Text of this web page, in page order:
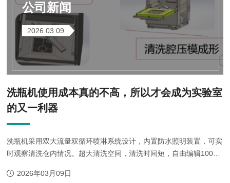
公司新闻
2026.03.09
洗瓶机使用成本真的不高，所以才会成为实验室
的又一利器
洗瓶机采用双大流量双循环喷淋系统设计，内置防水照明装置，可实
时观察清洗仓内情况。超大清洗空间，清洗时间短，自由编辑100种
成本是一定会有的，而且并不低，有些...
2026年03月09日